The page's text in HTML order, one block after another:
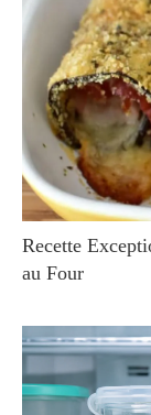
Recette
au Four